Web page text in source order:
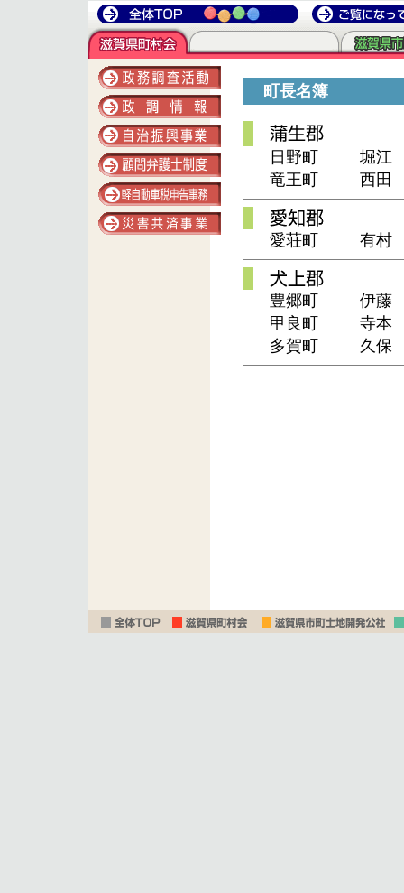
町長名簿
日野町
堀
竜王町
西田
愛荘町 有村
豊郷町
伊藤
甲良町
寺本
多賀町
久保